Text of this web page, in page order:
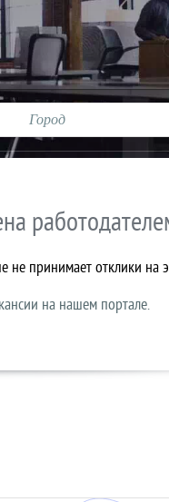
не принимает отклики на
на нашем портале.